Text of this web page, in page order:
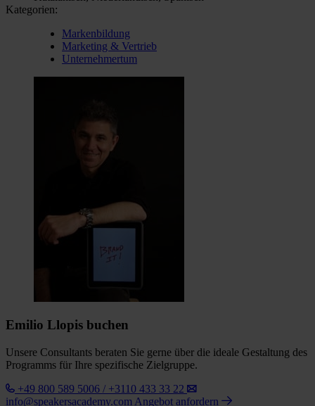
Kategorien:
Markenbildung
Marketing & Vertrieb
Unternehmertum
Emilio Llopis buchen
Unsere Consultants beraten Sie gerne über die ideale Gestaltung des
Programms für Ihre spezifische Zielgruppe.
+49 800 589 5006 / +3110 433 33 22
info@speakersacademy.com Angebot anfordern